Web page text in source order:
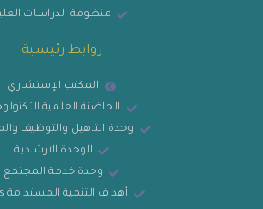
منظومة الدراسات
روابط رئيسية
المكتب الإستشاري
الحاضنة العلمية
وحدة التاهيل والتوظيف
الوحدة الارشادية
وحدة خدمة المجتمع
أهداف التنمية المستدامة SDGs